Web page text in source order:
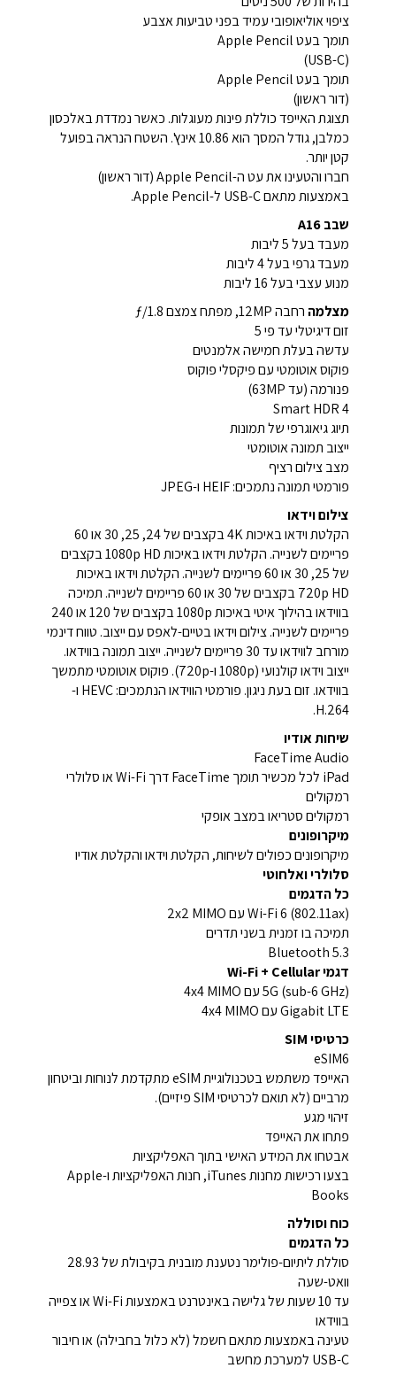
ציפוי אוליאופובי עמיד בפני טביעות אצבע
תומך בעט Apple Pencil
(USB-C)
תומך בעט Apple Pencil
(דור ראשון)
תצוגת האייפד כוללת פינות מעוגלות. כאשר נמדדת באלכסון
כמלבן, גודל המסך הוא 10.86 אינץ'. השטח הנראה בפועל
קטן יותר.
חברו והטעינו את עט ה-Apple Pencil (דור ראשון)
באמצעות מתאם USB-C ל-Apple Pencil.
שבב A16
מעבד בעל 5 ליבות
מעבד גרפי בעל 4 ליבות
מנוע עצבי בעל 16 ליבות
מצלמה רחבה 12MP, מפתח צמצם ƒ/1.8
זום דיגיטלי עד פי 5
עדשה בעלת חמישה אלמנטים
פוקוס אוטומטי עם פיקסלי פוקוס
פנורמה (עד 63MP)
Smart HDR 4
תיוג גיאוגרפי של תמונות
ייצוב תמונה אוטומטי
מצב צילום רציף
פורמטי תמונה נתמכים: HEIF ו-JPEG
צילום וידאו
הקלטת וידאו באיכות 4K בקצבים של 24, 25, 30 או 60
פריימים לשנייה. הקלטת וידאו באיכות 1080p HD בקצבים
של 25, 30 או 60 פריימים לשנייה. הקלטת וידאו באיכות
720p HD בקצבים של 30 או 60 פריימים לשנייה. תמיכה
בווידאו בהילוך איטי באיכות 1080p בקצבים של 120 או 240
פריימים לשנייה. צילום וידאו בטיים-לאפס עם ייצוב. טווח דינמי
מורחב לווידאו עד 30 פריימים לשנייה. ייצוב תמונה בווידאו.
ייצוב וידאו קולנועי (1080p ו-720p). פוקוס אוטומטי מתמשך
בווידאו. זום בעת ניגון. פורמטי הווידאו הנתמכים: HEVC ו-
H.264.
שיחות אודיו
FaceTime Audio
iPad לכל מכשיר תומך FaceTime דרך Wi-Fi או סלולרי
רמקולים
רמקולים סטריאו במצב אופקי
מיקרופונים
מיקרופונים כפולים לשיחות, הקלטת וידאו והקלטת אודיו
סלולרי ואלחוטי
כל הדגמים
Wi-Fi 6 (802.11ax) עם 2x2 MIMO
תמיכה בו זמנית בשני תדרים
Bluetooth 5.3
דגמי Wi-Fi + Cellular
5G (sub-6 GHz) עם 4x4 MIMO
Gigabit LTE עם 4x4 MIMO
כרטיסי SIM
eSIM6
האייפד משתמש בטכנולוגיית eSIM מתקדמת לנוחות וביטחון
מרביים (לא תואם לכרטיסי SIM פיזיים).
זיהוי מגע
פתחו את האייפד
אבטחו את המידע האישי בתוך האפליקציות
בצעו רכישות מחנות iTunes, חנות האפליקציות ו-Apple
Books
כוח וסוללה
כל הדגמים
סוללת ליתיום-פולימר נטענת מובנית בקיבולת של 28.93
וואט-שעה
עד 10 שעות של גלישה באינטרנט באמצעות Wi-Fi או צפייה
בווידאו
טעינה באמצעות מתאם חשמל (לא כלול בחבילה) או חיבור
USB-C למערכת מחשב